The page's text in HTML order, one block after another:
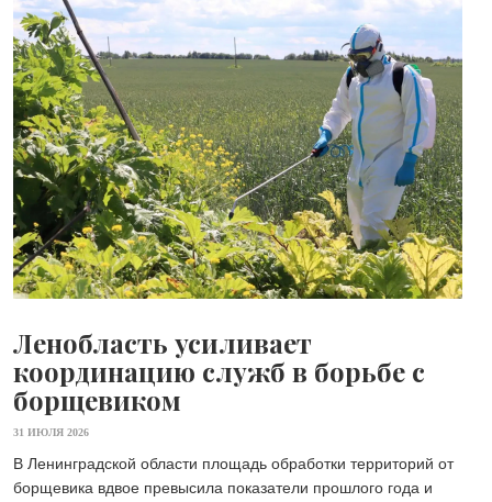
Ленобласть усиливает
координацию служб в борьбе с
борщевиком
31 ИЮЛЯ 2026
В Ленинградской области площадь обработки территорий от
борщевика вдвое превысила показатели прошлого года и